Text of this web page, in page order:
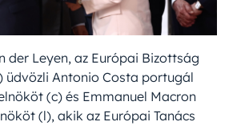
der Leyen, az Európai Bizottság
üdvözli Antonio Costa portugál
(c) és Emmanuel Macron
(l), akik az Európai Tanács